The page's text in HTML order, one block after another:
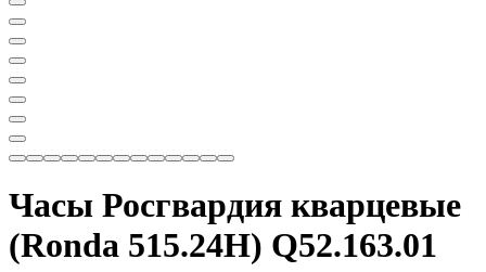
Часы Росгвардия кварцевые
(Ronda 515.24H) Q52.163.01